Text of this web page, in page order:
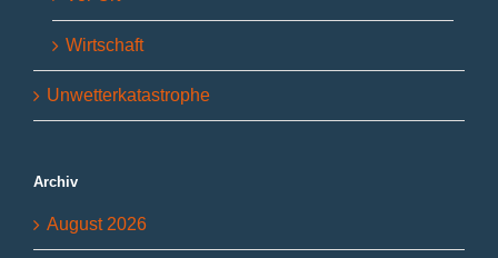
Wirtschaft
Unwetterkatastrophe
Archiv
August 2026